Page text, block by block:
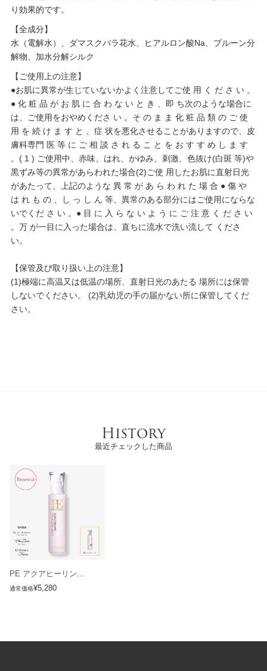
り効果的です。
【全成分】
水（電解水）、ダマスクバラ花水、ヒアルロン酸Na、プルーン分
解物、加水分解シルク
【ご使用上の注意】
●お肌に異常が生じていないかよく注意してご使 用 く だ さ い 。
● 化 粧 品 が お 肌 に 合 わ な い と き 、即 ち次のような場合に
は、ご使用をおやめくださ い 。そ の ま ま 化 粧 品 類 の ご 使
用 を 続 け ま す と 、症 状を悪化させることがありますので、皮
膚科専門 医 等 に ご 相 談 さ れ る こ と を お す す め し ま す
。( 1 ) ご使用中、赤味、はれ、かゆみ、刺激、色抜け(白斑 等)や
黒ずみ等の異常があらわれた場合(2)ご使 用したお肌に直射日光
があたって、上記のような 異 常 が あ ら わ れ た 場 合 ● 傷 や
は れ も の 、し っ し ん 等、異常のある部分にはご使用にならな
いでくだ さ い 。● 目 に 入 ら な い よ う に ご 注 意 く だ さ い
。万 が一目に入った場合は、直ちに流水で洗い流して くださ
い。
【保管及び取り扱い上の注意】
(1)極端に高温又は低温の場所、直射日光のあたる 場所には保管
しないでください。 (2)乳幼児の手の届かない所に保管してくだ
さい。
History
最近チェックした商品
PE アクアヒーリン...
通常価格¥5,280